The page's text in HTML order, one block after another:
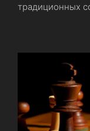
традиционных